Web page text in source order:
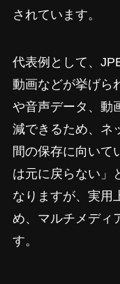
されています。
代表例として、
動画などが挙げら
や音声データ、動
減できるため、ネ
間の保存に向いて
は元に戻らない」
なりますが、実用
め、マルチメディ
す。